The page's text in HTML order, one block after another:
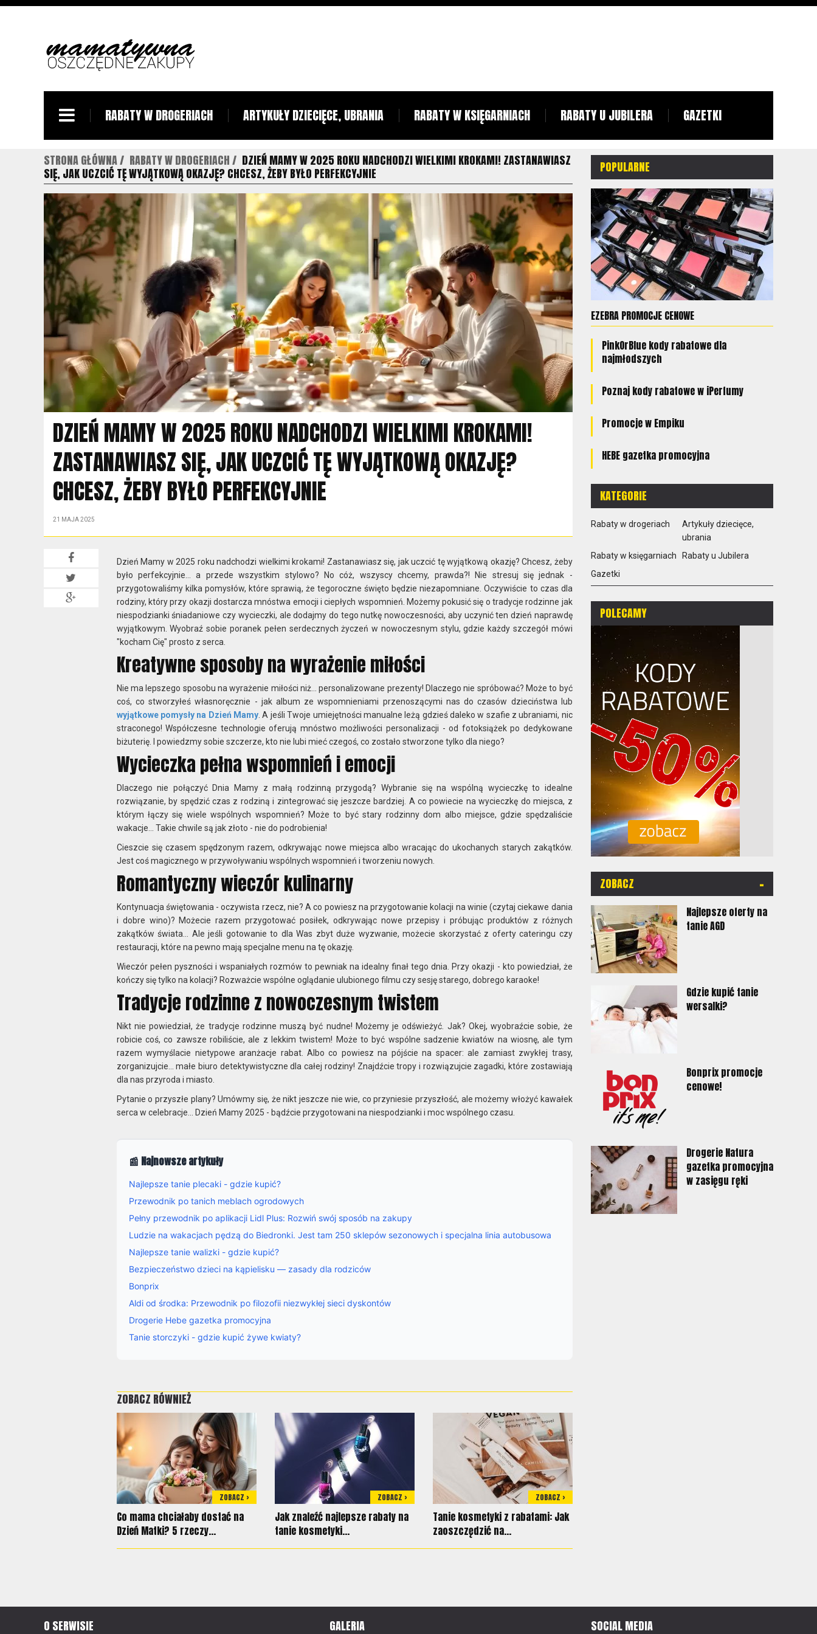
RABATY W DROGERIACH ARTYKUŁY DZIECIĘCE, UBRANIA RABATY W KSIĘGARNIACH RABATY U JUBILERA GAZETKI
STRONA GŁÓWNA RABATY W DROGERIACH
DZIEŃ MAMY W 2025 ROKU NADCHODZI WIELKIMI KROKAMI! ZASTANAWIASZ
SIĘ, JAK UCZCIĆ TĘ WYJĄTKOWĄ OKAZJĘ? CHCESZ, ŻEBY BYŁO PERFEKCYJNIE
DZIEŃ MAMY W 2025 ROKU NADCHODZI WIELKIMI KROKAMI!
ZASTANAWIASZ SIĘ, JAK UCZCIĆ TĘ WYJĄTKOWĄ OKAZJĘ?
CHCESZ, ŻEBY BYŁO PERFEKCYJNIE
21 MAJA 2025
Dzień Mamy w 2025 roku nadchodzi wielkimi krokami! Zastanawiasz się, jak uczcić tę wyjątkową okazję? Chcesz, żeby
było perfekcyjnie... a przede wszystkim stylowo? No cóż, wszyscy chcemy, prawda?! Nie stresuj się jednak -
przygotowaliśmy kilka pomysłów, które sprawią, że tegoroczne święto będzie niezapomniane. Oczywiście to czas dla
rodziny, który przy okazji dostarcza mnóstwa emocji i ciepłych wspomnień. Możemy pokusić się o tradycje rodzinne jak
niespodzianki śniadaniowe czy wycieczki, ale dodajmy do tego nutkę nowoczesności, aby uczynić ten dzień naprawdę
wyjątkowym. Wyobraź sobie poranek pełen serdecznych życzeń w nowoczesnym stylu, gdzie każdy szczegół mówi
"kocham Cię" prosto z serca.
Kreatywne sposoby na wyrażenie miłości
Nie ma lepszego sposobu na wyrażenie miłości niż... personalizowane prezenty! Dlaczego nie spróbować? Może to być
coś, co stworzyłeś własnoręcznie - jak album ze wspomnieniami przenoszącymi nas do czasów dzieciństwa lub
wyjątkowe pomysły na Dzień Mamy . A jeśli Twoje umiejętności manualne leżą gdzieś daleko w szafie z ubraniami, nic
straconego! Współczesne technologie oferują mnóstwo możliwości personalizacji - od fotoksiążek po dedykowane
biżuterię. I powiedzmy sobie szczerze, kto nie lubi mieć czegoś, co zostało stworzone tylko dla niego?
Wycieczka pełna wspomnień i emocji
Dlaczego nie połączyć Dnia Mamy z małą rodzinną przygodą? Wybranie się na wspólną wycieczkę to idealne
rozwiązanie, by spędzić czas z rodziną i zintegrować się jeszcze bardziej. A co powiecie na wycieczkę do miejsca, z
którym łączy się wiele wspólnych wspomnień? Może to być stary rodzinny dom albo miejsce, gdzie spędzaliście
wakacje... Takie chwile są jak złoto - nie do podrobienia!
Cieszcie się czasem spędzonym razem, odkrywając nowe miejsca albo wracając do ukochanych starych zakątków.
Jest coś magicznego w przywoływaniu wspólnych wspomnień i tworzeniu nowych.
Romantyczny wieczór kulinarny
Kontynuacja świętowania - oczywista rzecz, nie? A co powiesz na przygotowanie kolacji na winie (czytaj ciekawe dania
i dobre wino)? Możecie razem przygotować posiłek, odkrywając nowe przepisy i próbując produktów z różnych
zakątków świata... Ale jeśli gotowanie to dla Was zbyt duże wyzwanie, możecie skorzystać z oferty cateringu czy
restauracji, które na pewno mają specjalne menu na tę okazję.
Wieczór pełen pyszności i wspaniałych rozmów to pewniak na idealny finał tego dnia. Przy okazji - kto powiedział, że
kończy się tylko na kolacji? Rozważcie wspólne oglądanie ulubionego filmu czy sesję starego, dobrego karaoke!
Tradycje rodzinne z nowoczesnym twistem
Nikt nie powiedział, że tradycje rodzinne muszą być nudne! Możemy je odświeżyć. Jak? Okej, wyobraźcie sobie, że
robicie coś, co zawsze robiliście, ale z lekkim twistem! Może to być wspólne sadzenie kwiatów na wiosnę, ale tym
razem wymyślacie nietypowe aranżacje rabat. Albo co powiesz na pójście na spacer: ale zamiast zwykłej trasy,
zorganizujcie... małe biuro detektywistyczne dla całej rodziny! Znajdźcie tropy i rozwiązujcie zagadki, które zostawiają
dla nas przyroda i miasto.
Pytanie o przyszłe plany? Umówmy się, że nikt jeszcze nie wie, co przyniesie przyszłość, ale możemy włożyć kawałek
serca w celebracje... Dzień Mamy 2025 - bądźcie przygotowani na niespodzianki i moc wspólnego czasu.
📰 Najnowsze artykuły
Najlepsze tanie plecaki - gdzie kupić?
Przewodnik po tanich meblach ogrodowych
Pełny przewodnik po aplikacji Lidl Plus: Rozwiń swój sposób na zakupy
Ludzie na wakacjach pędzą do Biedronki. Jest tam 250 sklepów sezonowych i specjalna linia autobusowa
Najlepsze tanie walizki - gdzie kupić?
Bezpieczeństwo dzieci na kąpielisku — zasady dla rodziców
Bonprix
Aldi od środka: Przewodnik po filozofii niezwykłej sieci dyskontów
Drogerie Hebe gazetka promocyjna
Tanie storczyki - gdzie kupić żywe kwiaty?
ZOBACZ RÓWNIEŻ
ZOBACZ >
Co mama chciałaby dostać na
Dzień Matki? 5 rzeczy...
ZOBACZ >
Jak znaleźć najlepsze rabaty na
tanie kosmetyki...
ZOBACZ >
Tanie kosmetyki z rabatami: Jak
zaoszczędzić na...
POPULARNE
EZEBRA PROMOCJE CENOWE
PinkOrBlue kody rabatowe dla
najmłodszych
Poznaj kody rabatowe w iPerfumy
Promocje w Empiku
HEBE gazetka promocyjna
KATEGORIE
Rabaty w drogeriach
Artykuły dziecięce,
ubrania
Rabaty w księgarniach
Rabaty u Jubilera
Gazetki
POLECAMY
ZOBACZ -
Najlepsze oferty na
tanie AGD
Gdzie kupić tanie
wersalki?
Bonprix promocje
cenowe!
Drogerie Natura
gazetka promocyjna
w zasięgu ręki
O SERWISIE GALERIA SOCIAL MEDIA